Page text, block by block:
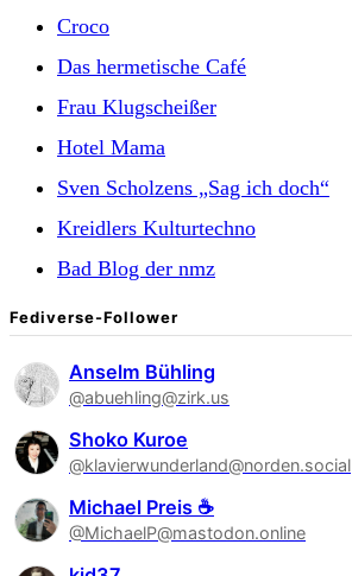
Croco
Das hermetische Café
Frau Klugscheißer
Hotel Mama
Sven Scholzens „Sag ich doch“
Kreidlers Kulturtechno
Bad Blog der nmz
Fediverse-Follower
Anselm Bühling
@abuehling@zirk.us
Shoko Kuroe
@klavierwunderland@norden.social
Michael Preis ☕
@MichaelP@mastodon.online